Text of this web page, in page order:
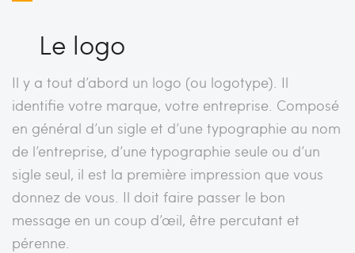
Le logo
Il y a tout d’abord un logo (ou logotype). Il
identifie votre marque, votre entreprise. Composé
en général d’un sigle et d’une typographie au nom
de l’entreprise, d’une typographie seule ou d’un
sigle seul, il est la première impression que vous
donnez de vous. Il doit faire passer le bon
message en un coup d’œil, être percutant et
pérenne.